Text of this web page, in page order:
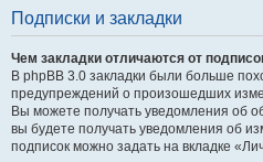
Подписки и закладки
Чем закладки отличаются от
В phpBB 3.0 закладки были больше
предупреждений о произошедших
Вы можете получать уведомления об
вы будете получать уведомления об
подписок можно задать на вкладке